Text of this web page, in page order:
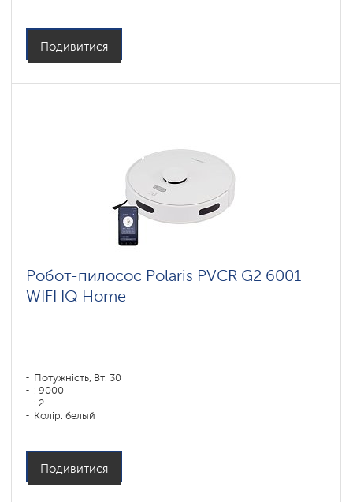
Подивитися
Робот-пилосос Polaris PVCR G2 6001
WIFI IQ Home
Потужність, Вт: 30
: 9000
: 2
Колір: белый
Подивитися